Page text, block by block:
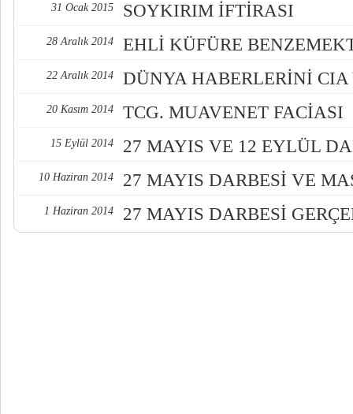
31 Ocak 2015 SOYKIRIM İFTİRASI
28 Aralık 2014 EHLİ KÜFÜRE
22 Aralık 2014 DÜNYA HABERLERİNİ
20 Kasım 2014 TCG. MUAVENET FACİASI
15 Eylül 2014 27 MAYIS VE 12 EYLÜL
10 Haziran 2014 27 MAYIS DARBESİ VE
1 Haziran 2014 27 MAYIS DARBESİ